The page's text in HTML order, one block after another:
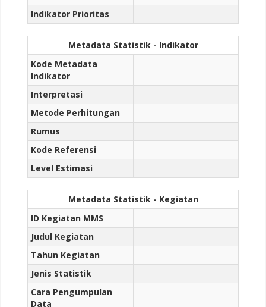
Indikator Prioritas
Metadata Statistik - Indikator
Kode Metadata
Indikator
Interpretasi
Metode Perhitungan
Rumus
Kode Referensi
Level Estimasi
Metadata Statistik - Kegiatan
ID Kegiatan MMS
Judul Kegiatan
Tahun Kegiatan
Jenis Statistik
Cara Pengumpulan
Data